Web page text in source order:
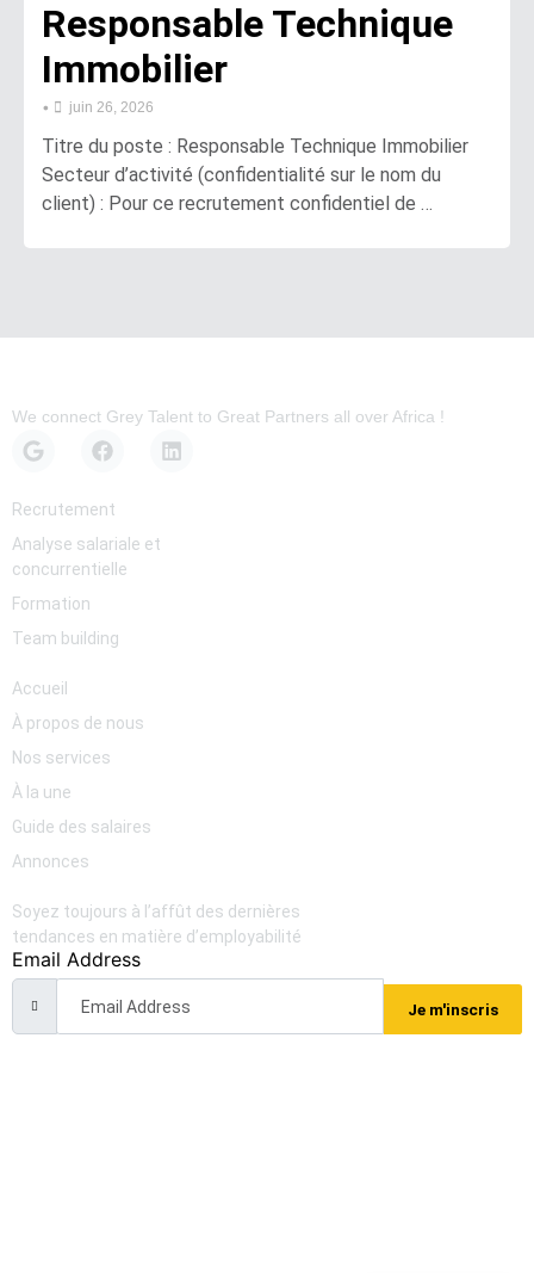
Responsable Technique
Immobilier
• juin 26, 2026
Titre du poste : Responsable Technique Immobilier
Secteur d’activité (confidentialité sur le nom du
client) : Pour ce recrutement confidentiel de …
We connect Grey Talent to Great Partners all over Africa !
Accueil
À propos de nous
Nos services
À la une
Guide des salaires
Annonces
Recrutement
Analyse salariale et
concurrentielle
Formation
Team building
Soyez toujours à l’affût des dernières
tendances en matière d’employabilité
Email Address
Je m'inscris